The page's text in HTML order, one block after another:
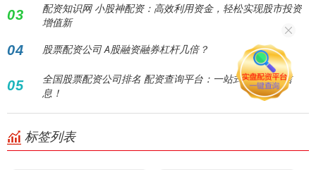
03
配资知识网 小股神配资：高效利用资金，轻松实现股市投资
增值新
04 股票配资公司 A股融资融券杠杆几倍？
05
全国股票配资公司排名 配资查询平台：一站式掌握配资信
息！
标签列表